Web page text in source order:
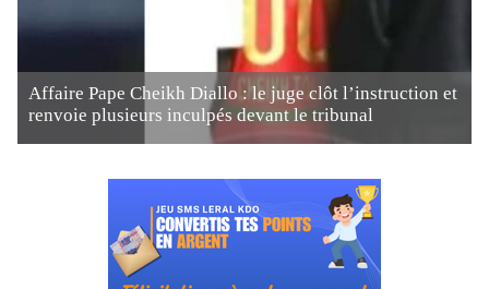
Affaire Pape Cheikh Diallo : le juge clôt l’instruction et
renvoie plusieurs inculpés devant le tribunal